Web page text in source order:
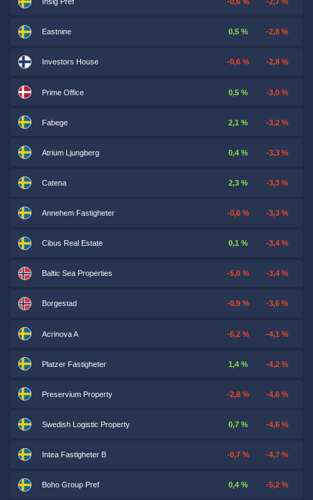
Eastnine 0,5 % -2,8 %
Investors House -0,6 % -2,8 %
Prime Office 0,5 % -3,0 %
Fabege 2,1 % -3,2 %
Atrium Ljungberg 0,4 % -3,3 %
Catena 2,3 % -3,3 %
Annehem Fastigheter -0,6 % -3,3 %
Cibus Real Estate 0,1 % -3,4 %
Baltic Sea Properties -5,0 % -3,4 %
Borgestad -0,9 % -3,6 %
Acrinova A -6,2 % -4,1 %
Platzer Fastigheter 1,4 % -4,2 %
Preservium Property -2,8 % -4,6 %
Swedish Logistic Property 0,7 % -4,6 %
Intea Fastigheter B -0,7 % -4,7 %
Boho Group Pref 0,4 % -5,2 %